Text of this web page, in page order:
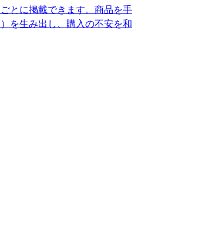
とに掲載できます。商品を手
を生み出し、購入の不安を和